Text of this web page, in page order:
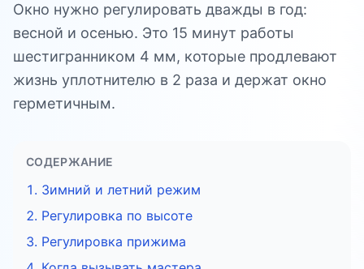
Окно нужно регулировать дважды в год:
весной и осенью. Это 15 минут работы
шестигранником 4 мм, которые продлевают
жизнь уплотнителю в 2 раза и держат окно
герметичным.
СОДЕРЖАНИЕ
Зимний и летний режим
Регулировка по высоте
Регулировка прижима